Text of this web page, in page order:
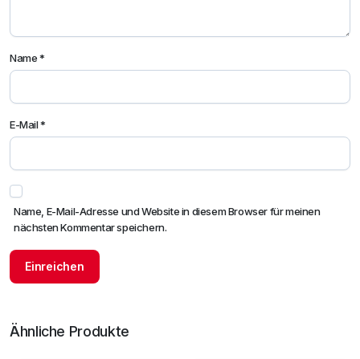
Name*
E-Mail*
Name, E-Mail-Adresse und Website in diesem Browser für meinen
nächsten Kommentar speichern.
Ähnliche Produkte